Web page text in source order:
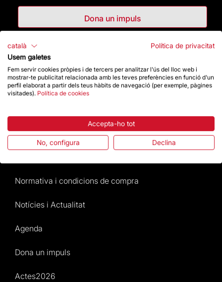
Dona un impuls
Destacats
Preguntes freqüents
Normativa i condicions de compra
Notícies i Actualitat
Agenda
Dona un impuls
Actes2026
català
Política de privacitat
Usem galetes
Fem servir cookies pròpies i de tercers per analitzar l'ús del lloc web i
mostrar-te publicitat relacionada amb les teves preferències en funció d'un
perfil elaborat a partir dels teus hàbits de navegació (per exemple, pàgines
visitades). Política de cookies
Accepta-ho tot
No, configura Declina